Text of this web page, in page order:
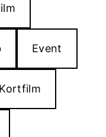
Event
Kortfilm